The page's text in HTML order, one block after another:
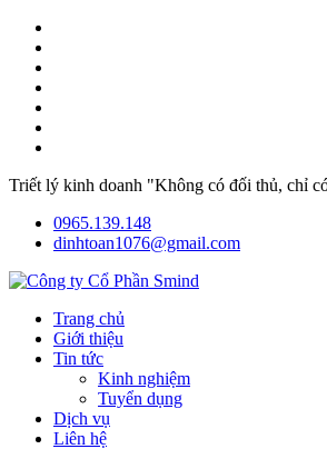
Triết lý kinh doanh "Không có đối thủ, chỉ
0965.139.148
dinhtoan1076@gmail.com
Trang chủ
Giới thiệu
Tin tức
Kinh nghiệm
Tuyển dụng
Dịch vụ
Liên hệ